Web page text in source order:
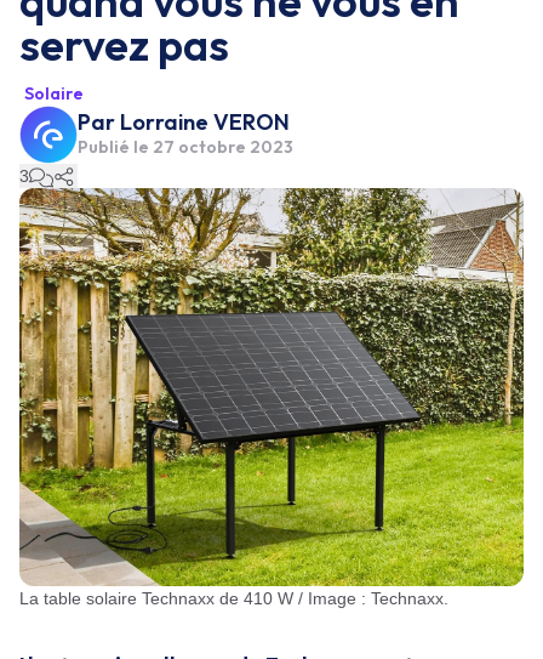
servez pas
Solaire
Par Lorraine VERON
Publié le 27 octobre 2023
3
La table solaire Technaxx de 410 W / Image : Technaxx.